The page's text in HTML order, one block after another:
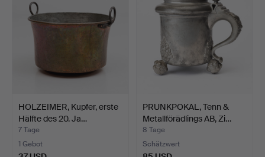
HOLZEIMER, Kupfer, erste
Hälfte des 20. Ja…
7 Tage
1 Gebot
PRUNKPOKAL, Tenn &
Metallförädlings AB, Zi…
8 Tage
Schätzwert